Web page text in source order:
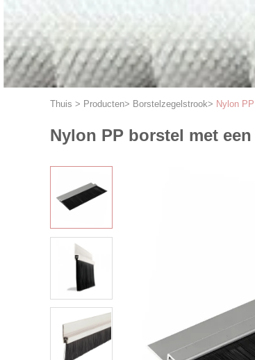
Thuis > Producten> Borstelzegelstrook> Nylon
Nylon PP borstel met